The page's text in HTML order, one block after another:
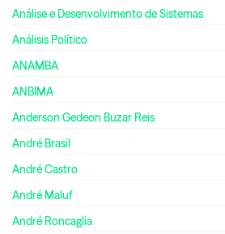
Análise e Desenvolvimento de Sistemas
Análisis Político
ANAMBA
ANBIMA
Anderson Gedeon Buzar Reis
André Brasil
André Castro
André Maluf
André Roncaglia